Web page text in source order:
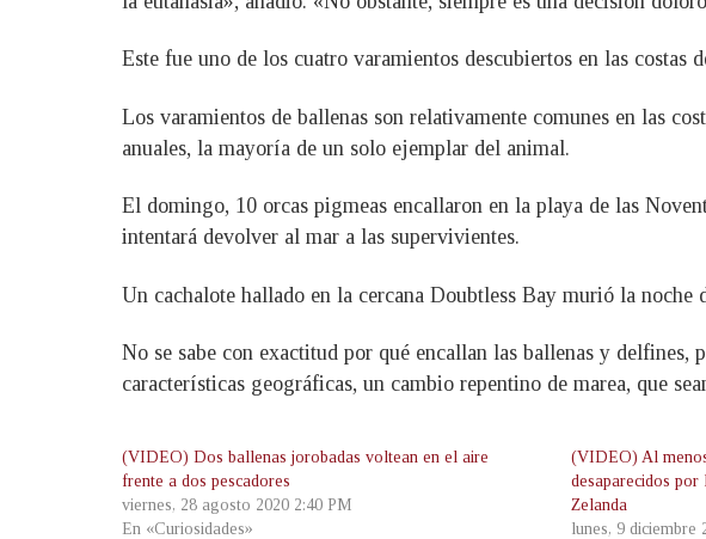
Este fue uno de los cuatro varamientos descubiertos en las costas
Los varamientos de ballenas son relativamente comunes en las
anuales, la mayoría de un solo ejemplar del animal.
El domingo, 10 orcas pigmeas encallaron en la playa de las
intentará devolver al mar a las supervivientes.
Un cachalote hallado en la cercana Doubtless Bay murió la noche
No se sabe con exactitud por qué encallan las ballenas y delfines,
características geográficas, un cambio repentino de marea, que
(VIDEO) Dos ballenas jorobadas voltean en el aire
frente a dos pescadores
viernes, 28 agosto 2020 2:40 PM
En «Curiosidades»
(VIDEO) Al
desaparecidos
Zelanda
lunes, 9 diciembre